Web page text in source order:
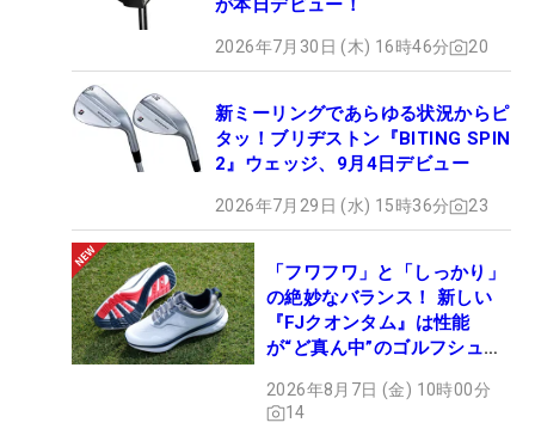
が本日デビュー！
2026年7月30日 (木) 16時46分 20
新ミーリングであらゆる状況からピ
タッ！ブリヂストン『BITING SPIN
2』ウェッジ、9月4日デビュー
2026年7月29日 (水) 15時36分 23
「フワフワ」と「しっかり」
の絶妙なバランス！ 新しい
『FJクオンタム』は性能
が“ど真ん中”のゴルフシュー
2026年8月7日 (金) 10時00分
14